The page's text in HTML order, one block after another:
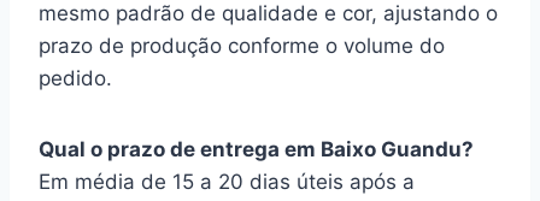
mesmo padrão de qualidade e cor, ajustando o
prazo de produção conforme o volume do
pedido.
Qual o prazo de entrega em Baixo Guandu?
Em média de 15 a 20 dias úteis após a